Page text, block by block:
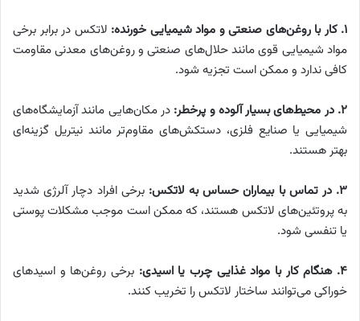
۱. کار با روغن‌های صنعتی و مواد شیمیایی خورنده:
لاتکس در برابر برخی
مواد شیمیایی قوی مانند حلال‌های صنعتی و روغن‌های معدنی مقاومت
کافی ندارد و ممکن است تجزیه شود.
۲. در محیط‌های بسیار آلوده و پرخطر:
در مکان‌هایی مانند آزمایشگاه‌های
شیمیایی یا صنایع فلزی، دستکش‌های مقاوم‌تر مانند نیتریل گزینه‌ای
بهتر هستند.
۳. در تماس با بیماران حساس به لاتکس:
برخی افراد دچار آلرژی شدید
به پروتئین‌های لاتکس هستند، که ممکن است موجب مشکلات پوستی
یا تنفسی شود.
۴. هنگام کار با مواد غذایی چرب یا اسیدی:
برخی روغن‌ها و اسیدهای
خوراکی می‌توانند ساختار لاتکس را تخریب کنند.